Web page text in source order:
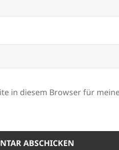
in diesem Browser für